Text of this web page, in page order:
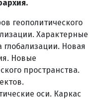
геополитического
Характерные
глобализации. Новая
Новые
пространства.
оси. Каркас